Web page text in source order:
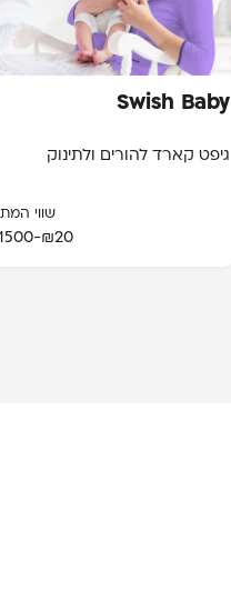
Swish Baby
גיפט קארד להורים ולתינוק
שווי
₪20-₪1500